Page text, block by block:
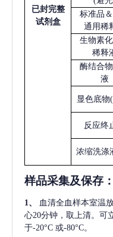
已封完整
试剂盒
标准品
通用稀
生物素
稀释
酶结合
液
显色底物
反应终
浓缩洗涤
样品采集及保存 ：
1、 血清全血样本室温
心20分钟，取上清。可
于-20°C 或-80°C。